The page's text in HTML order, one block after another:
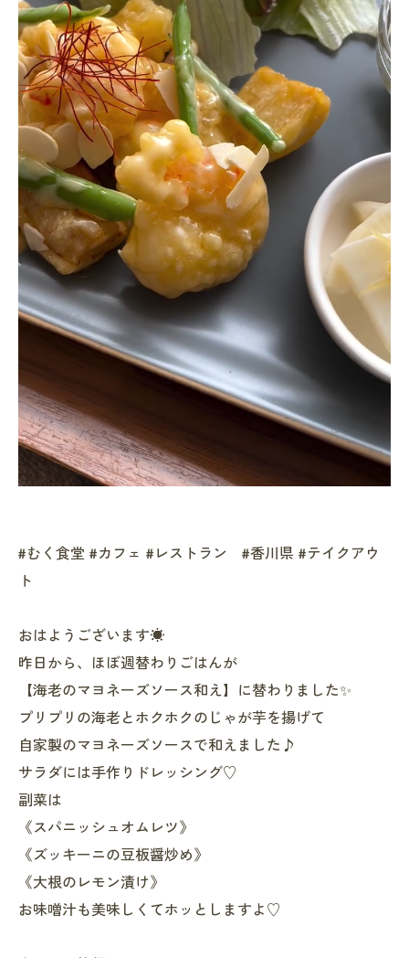
#むく食堂 #カフェ #レストラン #香川県 #テイクアウ
ト
おはようございます☀
昨日から、ほぼ週替わりごはんが
【海老のマヨネーズソース和え】に替わりました✨
プリプリの海老とホクホクのじゃが芋を揚げて
自家製のマヨネーズソースで和えました♪
サラダには手作りドレッシング♡
副菜は
《スパニッシュオムレツ》
《ズッキーニの豆板醤炒め》
《大根のレモン漬け》
お味噌汁も美味しくてホッとしますよ♡